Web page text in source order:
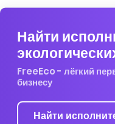
Найти
FreeEco - лёгкий
бизнесу
Найти